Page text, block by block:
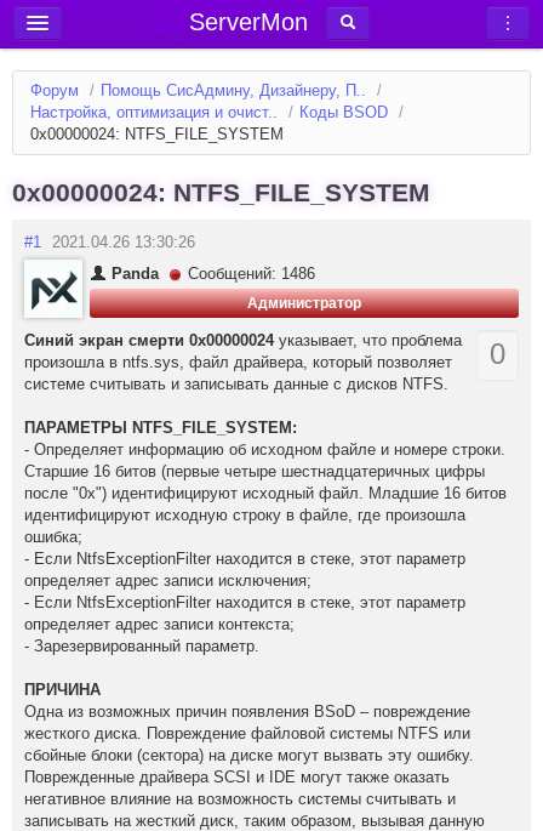
ServerMon
Добавить сервер
Мониторинг серверов
Блог
Форум
Вход в аккаунт
Форум / Помощь СисАдмину, Дизайнеру, П..
/
Настройка, оптимизация и очист..
/ Коды BSOD /
0x00000024: NTFS_FILE_SYSTEM
0x00000024: NTFS_FILE_SYSTEM
#1 2021.04.26 13:30:26
Panda
Сообщений: 1486
Администратор
0
Синий экран смерти 0x00000024указывает, что проблема
произошла в ntfs.sys, файл драйвера, который позволяет
системе считывать и записывать данные с дисков NTFS.
ПАРАМЕТРЫ NTFS_FILE_SYSTEM:
- Определяет информацию об исходном файле и номере строки.
Старшие 16 битов (первые четыре шестнадцатеричных цифры
после "0x") идентифицируют исходный файл. Младшие 16 битов
идентифицируют исходную строку в файле, где произошла
ошибка;
- Если NtfsExceptionFilter находится в стеке, этот параметр
определяет адрес записи исключения;
- Если NtfsExceptionFilter находится в стеке, этот параметр
определяет адрес записи контекста;
- Зарезервированный параметр.
ПРИЧИНА
Одна из возможных причин появления BSoD – повреждение
жесткого диска. Повреждение файловой системы NTFS или
сбойные блоки (сектора) на диске могут вызвать эту ошибку.
Поврежденные драйвера SCSI и IDE могут также оказать
негативное влияние на возможность системы считывать и
записывать на жесткий диск, таким образом, вызывая данную